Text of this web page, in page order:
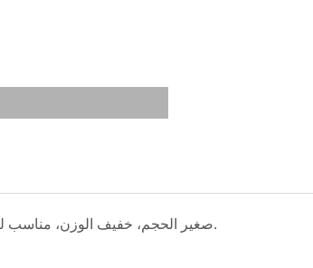
صغير الحجم، خفيف الوزن، مناسب للاستخدام على الفور.